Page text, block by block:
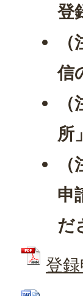
登
信
所
申
だ
登